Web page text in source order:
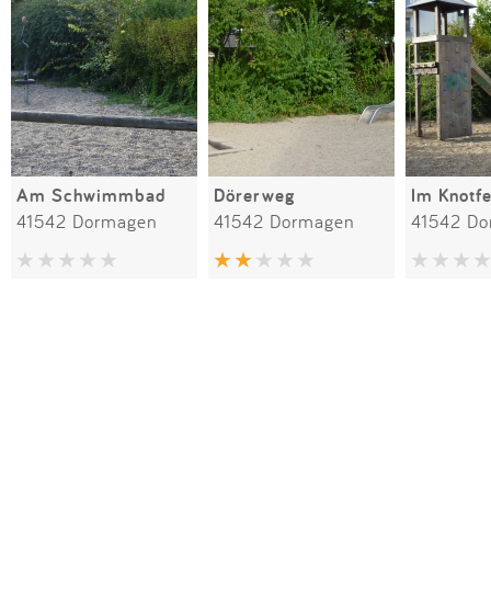
Am Schwimmbad
41542 Dormagen
Dörerweg
41542 Dormagen
Im
41542